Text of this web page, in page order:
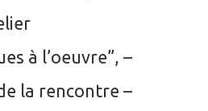
à l’oeuvre”, –
la rencontre –